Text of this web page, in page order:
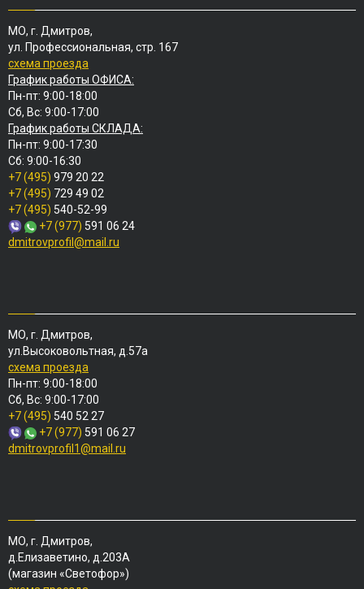
МО, г. Дмитров,
ул. Профессиональная, стр. 167
схема проезда
График работы ОФИСА:
Пн-пт: 9:00-18:00
Сб, Вс: 9:00-17:00
График работы СКЛАДА:
Пн-пт: 9:00-17:30
Сб: 9:00-16:30
+7 (495) 979 20 22
+7 (495) 729 49 02
+7 (495) 540-52-99
+7 (977) 591 06 24
dmitrovprofil@mail.ru
МО, г. Дмитров,
ул.Высоковольтная, д.57а
схема проезда
Пн-пт: 9:00-18:00
Сб, Вс: 9:00-17:00
+7 (495) 540 52 27
+7 (977) 591 06 27
dmitrovprofil1@mail.ru
МО, г. Дмитров,
д.Елизаветино, д.203А
(магазин «Светофор»)